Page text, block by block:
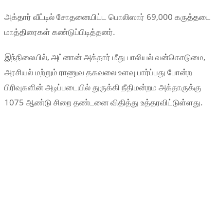
அக்தார் வீட்டில் சோதனையிட்ட பொலிஸார் 69,000 கருத்தடை
மாத்திரைகள் கண்டுப்பிடித்தனர்.
இந்நிலையில், அட்னான் அக்தார் மீது பாலியல் வன்கொடுமை,
அரசியல் மற்றும் ராணுவ தகவலை உளவு பார்ப்பது போன்ற
பிரிவுகளின் அடிப்படையில் துருக்கி நீதிமன்றம அக்தாருக்கு
1075 ஆண்டு சிறை தண்டனை விதித்து உத்தரவிட்டுள்ளது.